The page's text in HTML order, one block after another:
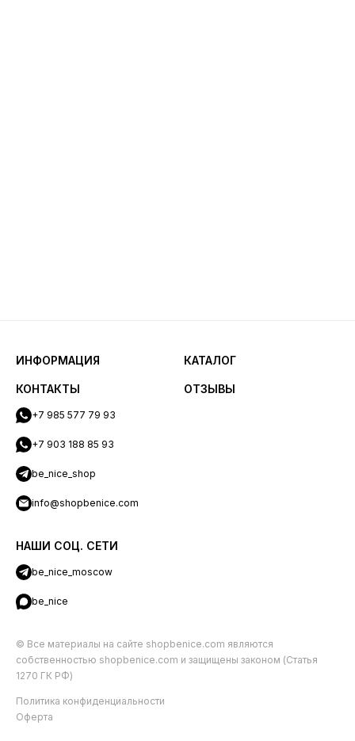
ИНФОРМАЦИЯ КАТАЛОГ
КОНТАКТЫ
+7 985 577 79 93
+7 903 188 85 93
be_nice_shop
info@shopbenice.com
НАШИ СОЦ. СЕТИ
be_nice_moscow
be_nice
ОТЗЫВЫ
© Все материалы на сайте shopbenice.com являются
собственностью shopbenice.com и защищены законом (Статья
1270 ГК РФ)
Политика конфиденциальности
Оферта